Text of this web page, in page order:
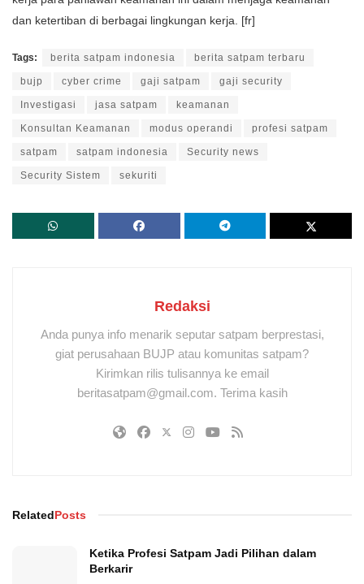
dan ketertiban di berbagai lingkungan kerja. [fr]
Tags: berita satpam indonesia berita satpam terbaru
bujp cyber crime gaji satpam gaji security
Investigasi jasa satpam keamanan
Konsultan Keamanan modus operandi profesi satpam
satpam satpam indonesia Security news
Security Sistem sekuriti
Redaksi
Anda punya info menarik seputar satpam berprestasi,
giat perusahaan BUJP atau komunitas satpam?
Kirimkan rilis tulisannya ke email
beritasatpam@gmail.com. Terima kasih
RelatedPosts
Ketika Profesi Satpam Jadi Pilihan dalam
Berkarir